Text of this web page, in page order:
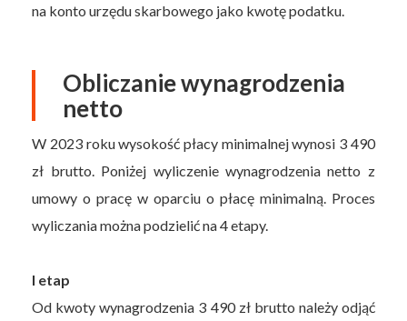
na konto urzędu skarbowego jako kwotę podatku.
Obliczanie wynagrodzenia
netto
W 2023 roku wysokość płacy minimalnej wynosi 3 490
zł brutto. Poniżej wyliczenie wynagrodzenia netto z
umowy o pracę w oparciu o płacę minimalną. Proces
wyliczania można podzielić na 4 etapy.
I etap
Od kwoty wynagrodzenia 3 490 zł brutto należy odjąć